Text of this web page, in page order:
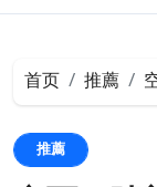
首页 推薦
推薦